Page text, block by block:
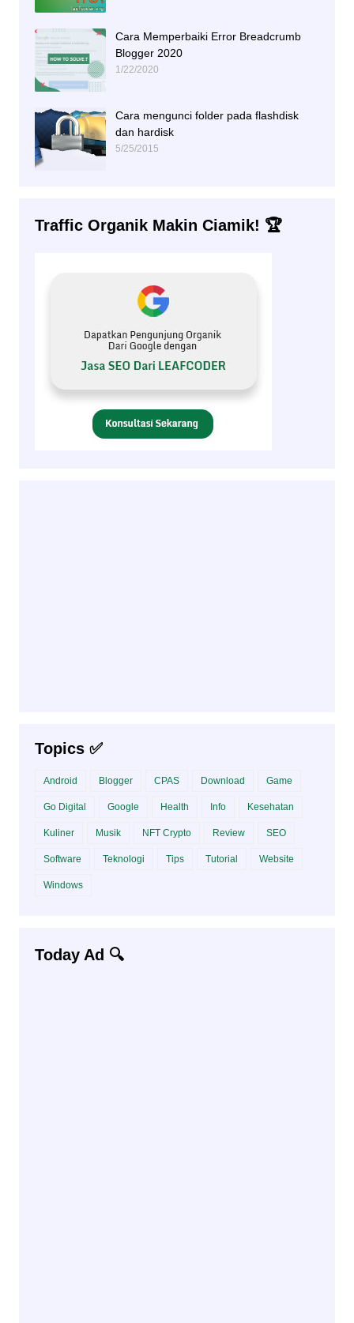
Cara Memperbaiki Error Breadcrumb
Blogger 2020
1/22/2020
Cara mengunci folder pada flashdisk
dan hardisk
5/25/2015
Traffic Organik Makin Ciamik! 🏆
Topics ✅
Android Blogger CPAS Download Game
Go Digital Google Health Info Kesehatan
Kuliner Musik NFT Crypto Review SEO
Software Teknologi Tips Tutorial Website
Windows
Today Ad 🔍